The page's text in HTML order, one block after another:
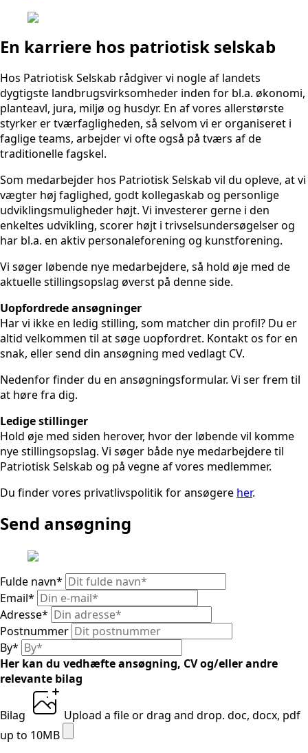
En karriere hos patriotisk selskab
Hos Patriotisk Selskab rådgiver vi nogle af landets
dygtigste landbrugsvirksomheder inden for bl.a. økonomi,
planteavl, jura, miljø og husdyr. En af vores allerstørste
styrker er tværfagligheden, så selvom vi er organiseret i
faglige teams, arbejder vi ofte også på tværs af de
traditionelle fagskel.
Som medarbejder hos Patriotisk Selskab vil du opleve, at vi
vægter høj faglighed, godt kollegaskab og personlige
udviklingsmuligheder højt. Vi investerer gerne i den
enkeltes udvikling, scorer højt i trivselsundersøgelser og
har bl.a. en aktiv personaleforening og kunstforening.
Vi søger løbende nye medarbejdere, så hold øje med de
aktuelle stillingsopslag øverst på denne side.
Uopfordrede ansøgninger
Har vi ikke en ledig stilling, som matcher din profil? Du er
altid velkommen til at søge uopfordret. Kontakt os for en
snak, eller send din ansøgning med vedlagt CV.
Nedenfor finder du en ansøgningsformular. Vi ser frem til
at høre fra dig.
Ledige stillinger
Hold øje med siden herover, hvor der løbende vil komme
nye stillingsopslag. Vi søger både nye medarbejdere til
Patriotisk Selskab og på vegne af vores medlemmer.
Du finder vores privatlivspolitik for ansøgere her.
Send ansøgning
Fulde navn*
Email*
Adresse*
Postnummer
By*
Her kan du vedhæfte ansøgning, CV og/eller andre
relevante bilag
Bilag Upload a fileor drag and drop. doc, docx, pdf
up to 10MB